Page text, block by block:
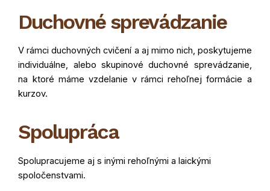
Duchovné sprevádzanie
V rámci duchovných cvičení a aj mimo nich, poskytujeme
individuálne, alebo skupinové duchovné sprevádzanie,
na ktoré máme vzdelanie v rámci rehoľnej formácie a
kurzov.
Spolupráca
Spolupracujeme aj s inými rehoľnými a laickými
spoločenstvami.